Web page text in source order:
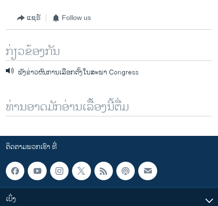
ແຊຣ໌ Follow us
ກ່ຽວຂ້ອງກັນ
ຟັງຂ່າວຜົນການເລືອກຕັ້ງໃນສະພາ Congress
ທ່ານອາດມັກອ່ານເລື້ອງນີ້ຕື່ມ
ຕິດຕາມພວກເຮົາ ທີ່
ເບິ່ງ